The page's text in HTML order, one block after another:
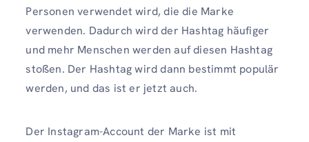
Personen verwendet wird, die die Marke
verwenden. Dadurch wird der Hashtag häufiger
und mehr Menschen werden auf diesen Hashtag
stoßen. Der Hashtag wird dann bestimmt populär
werden, und das ist er jetzt auch.
Der Instagram-Account der Marke ist mit